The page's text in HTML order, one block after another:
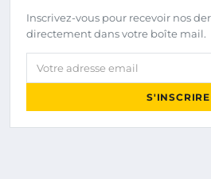
Inscrivez-vous pour recevoir nos
directement dans votre boîte mail.
Votre adresse email
S'INSCRIRE